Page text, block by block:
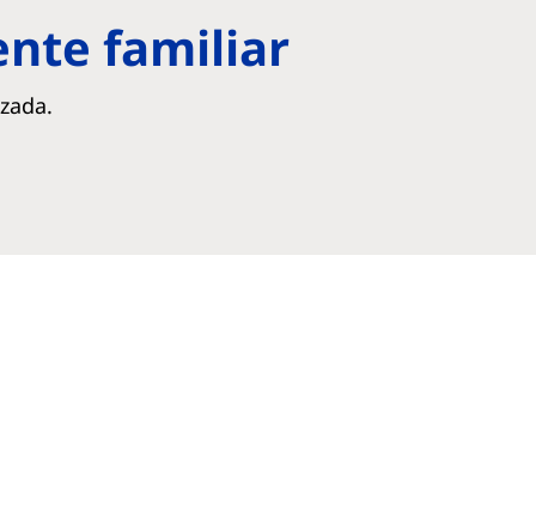
familiar